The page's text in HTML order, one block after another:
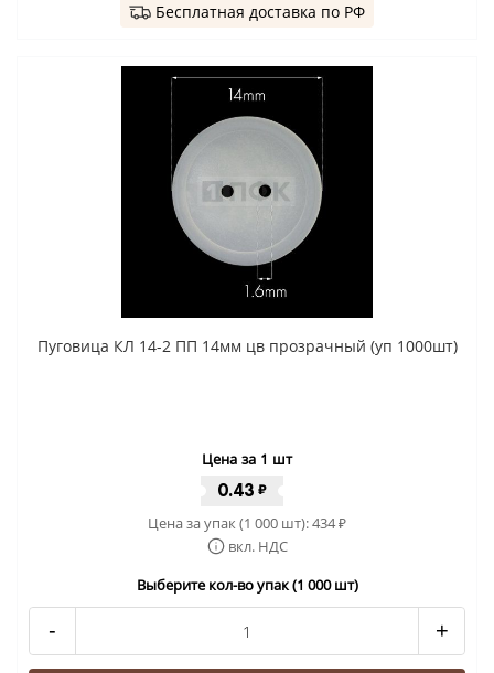
Бесплатная доставка по РФ
Пуговица КЛ 14-2 ПП 14мм цв прозрачный (уп 1000шт)
Цена за 1 шт
0.43 ₽
Цена за упак (1 000 шт):434₽
вкл. НДС
Выберите кол-во упак (1 000 шт)
- +